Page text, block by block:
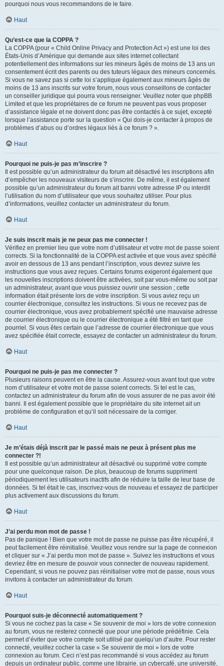
pourquoi nous vous recommandons de le faire.
Haut
Qu’est-ce que la COPPA ?
La COPPA (pour « Child Online Privacy and Protection Act ») est une loi des
États-Unis d’Amérique qui demande aux sites internet collectant
potentiellement des informations sur les mineurs âgés de moins de 13 ans un
consentement écrit des parents ou des tuteurs légaux des mineurs concernés.
Si vous ne savez pas si cette loi s’applique également aux mineurs âgés de
moins de 13 ans inscrits sur votre forum, nous vous conseillons de contacter
un conseiller juridique qui pourra vous renseigner. Veuillez noter que phpBB
Limited et que les propriétaires de ce forum ne peuvent pas vous proposer
d’assistance légale et ne doivent donc pas être contactés à ce sujet, excepté
lorsque l’assistance porte sur la question « Qui dois-je contacter à propos de
problèmes d’abus ou d’ordres légaux liés à ce forum ? ».
Haut
Pourquoi ne puis-je pas m’inscrire ?
Il est possible qu’un administrateur du forum ait désactivé les inscriptions afin
d’empêcher les nouveaux visiteurs de s’inscrire. De même, il est également
possible qu’un administrateur du forum ait banni votre adresse IP ou interdit
l’utilisation du nom d’utilisateur que vous souhaitez utiliser. Pour plus
d’informations, veuillez contacter un administrateur du forum.
Haut
Je suis inscrit mais je ne peux pas me connecter !
Vérifiez en premier lieu que votre nom d’utilisateur et votre mot de passe soient
corrects. Si la fonctionnalité de la COPPA est activée et que vous avez spécifié
avoir en dessous de 13 ans pendant l’inscription, vous devrez suivre les
instructions que vous avez reçues. Certains forums exigeront également que
les nouvelles inscriptions doivent être activées, soit par vous-même ou soit par
un administrateur, avant que vous puissiez ouvrir une session ; cette
information était présente lors de votre inscription. Si vous aviez reçu un
courrier électronique, consultez les instructions. Si vous ne recevez pas de
courrier électronique, vous avez probablement spécifié une mauvaise adresse
de courrier électronique ou le courrier électronique a été filtré en tant que
pourriel. Si vous êtes certain que l’adresse de courrier électronique que vous
avez spécifiée était correcte, essayez de contacter un administrateur du forum.
Haut
Pourquoi ne puis-je pas me connecter ?
Plusieurs raisons peuvent en être la cause. Assurez-vous avant tout que votre
nom d’utilisateur et votre mot de passe soient corrects. Si tel est le cas,
contactez un administrateur du forum afin de vous assurer de ne pas avoir été
banni. Il est également possible que le propriétaire du site internet ait un
problème de configuration et qu’il soit nécessaire de la corriger.
Haut
Je m’étais déjà inscrit par le passé mais ne peux à présent plus me
connecter ?!
Il est possible qu’un administrateur ait désactivé ou supprimé votre compte
pour une quelconque raison. De plus, beaucoup de forums suppriment
périodiquement les utilisateurs inactifs afin de réduire la taille de leur base de
données. Si tel était le cas, inscrivez-vous de nouveau et essayez de participer
plus activement aux discussions du forum.
Haut
J’ai perdu mon mot de passe !
Pas de panique ! Bien que votre mot de passe ne puisse pas être récupéré, il
peut facilement être réinitialisé. Veuillez vous rendre sur la page de connexion
et cliquer sur « J’ai perdu mon mot de passe ». Suivez les instructions et vous
devriez être en mesure de pouvoir vous connecter de nouveau rapidement.
Cependant, si vous ne pouvez pas réinitialiser votre mot de passe, nous vous
invitons à contacter un administrateur du forum.
Haut
Pourquoi suis-je déconnecté automatiquement ?
Si vous ne cochez pas la case « Se souvenir de moi » lors de votre connexion
au forum, vous ne resterez connecté que pour une période prédéfinie. Cela
permet d’éviter que votre compte soit utilisé par quelqu’un d’autre. Pour rester
connecté, veuillez cocher la case « Se souvenir de moi » lors de votre
connexion au forum. Ceci n’est pas recommandé si vous accédez au forum
depuis un ordinateur public, comme une librairie, un cybercafé, une université,